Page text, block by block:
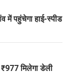
में पहुंचेगा हाई-स्पीड
मिलेगा डेली